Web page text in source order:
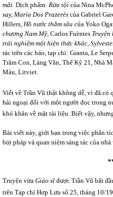
mất. Dịch phẩm: Rửa tội của Nina
say, María Dos Prazerès của Gabriel
Hillers, Hồ nước thẳm sâu của Yoko
chương Nam Mỹ , Carlos Fuèntes Truyện
trải nghiệm một hiện thức khác,
rác trên các báo, tạp chí: Granta, Le
Trăm Con, Làng Văn, Thế Kỷ 21, Nhà
Màu, Litviet.
Viết về Trần Vũ thật không dễ, vì đã có
hải ngoại đối với một người đọc trong
khó khăn về mặt tài liệu. Biết vậy,
Bài viết này, giới hạn trong việc phân
bút pháp và quan niệm sáng tác của nhà
Truyện vừa Giáo sĩđược Trần Vũ bắt
trên Tạp chí Hợp Lưu số 25, tháng 10/